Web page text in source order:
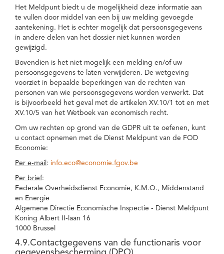
Het Meldpunt biedt u de mogelijkheid deze informatie aan
te vullen door middel van een bij uw melding gevoegde
aantekening. Het is echter mogelijk dat persoonsgegevens
in andere delen van het dossier niet kunnen worden
gewijzigd.
Bovendien is het niet mogelijk een melding en/of uw
persoonsgegevens te laten verwijderen. De wetgeving
voorziet in bepaalde beperkingen van de rechten van
personen van wie persoonsgegevens worden verwerkt. Dat
is bijvoorbeeld het geval met de artikelen XV.10/1 tot en met
XV.10/5 van het Wetboek van economisch recht.
Om uw rechten op grond van de GDPR uit te oefenen, kunt
u contact opnemen met de Dienst Meldpunt van de FOD
Economie:
Per e-mail : info.eco@economie.fgov.be
Per brief:
Federale Overheidsdienst Economie, K.M.O., Middenstand
en Energie
Algemene Directie Economische Inspectie - Dienst Meldpunt
Koning Albert II-laan 16
1000 Brussel
4.9.Contactgegevens van de functionaris voor